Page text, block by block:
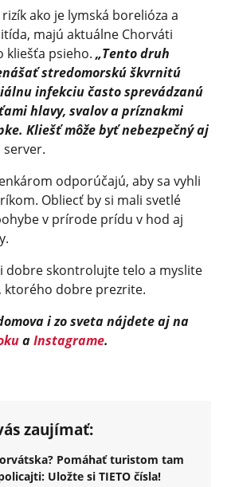
ako je lymská borelióza a
majú aktuálne Chorváti
kliešťa psieho. „Tento druh
stredomorskú škvrnitú
infekciu často sprevádzanú
hlavy, svalov a príznakmi
Kliešť môže byť nebezpečný aj
odporúčajú, aby sa vyhli
Obliecť by si mali svetlé
v prírode prídu v hod aj
dobre skontrolujte telo a myslite
ktorého dobre prezrite.
i zo sveta nájdete aj na
aInstagrame.
zaujímať:
Pomáhať turistom tam
Uložte si TIETO čísla!